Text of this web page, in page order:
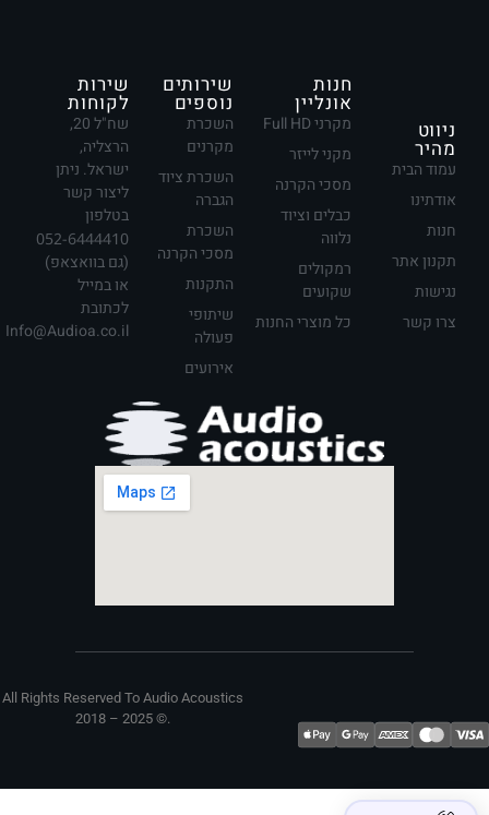
ניווט
מהיר
עמוד הבית
אודתינו
חנות
תקנון אתר
נגישות
צרו קשר
חנות
אונליין
מקרני Full HD
מקני לייזר
מסכי הקרנה
כבלים וציוד
נלווה
רמקולים
שקועים
כל מוצרי החנות
שירותים
נוספים
השכרת
מקרנים
השכרת ציוד
הגברה
השכרת
מסכי הקרנה
התקנות
שיתופי
פעולה
אירועים
שירות
לקוחות
שח"ל 20,
הרצליה,
ישראל. ניתן
ליצור קשר
בטלפון
052-6444410
(גם בוואצאפ)
או במייל
לכתובת
Info@Audioa.co.il
All Rights Reserved To Audio Acoustics
2018 – 2025 ©. ​